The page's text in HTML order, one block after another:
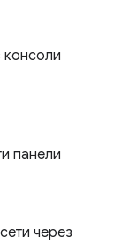
консоли
панели
через